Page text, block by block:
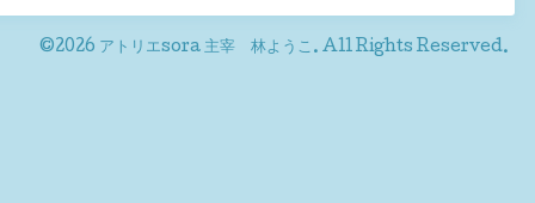
©2026 アトリエsora 主宰 林ようこ . All Rights Reserved.